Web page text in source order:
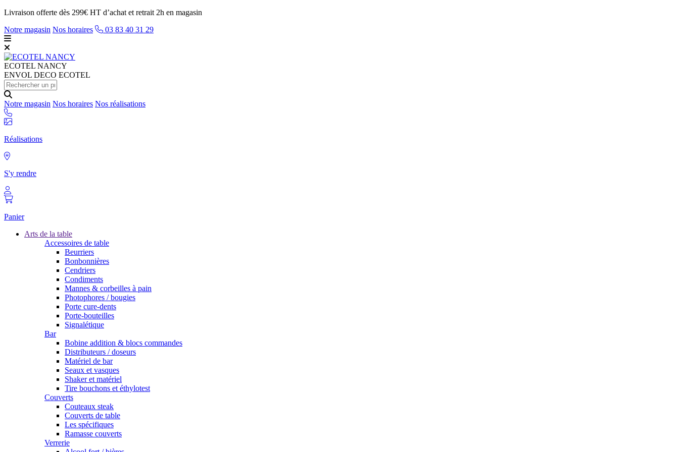
Livraison offerte dès 299€ HT d’achat et retrait 2h en magasin
Notre magasin Nos horaires 03 83 40 31 29
ECOTEL NANCY
ENVOL DECO ECOTEL
Notre magasin Nos horaires Nos réalisations
Réalisations
S'y rendre
Panier
Arts de la table
Accessoires de table
Beurriers
Bonbonnières
Cendriers
Condiments
Mannes & corbeilles à pain
Photophores / bougies
Porte cure-dents
Porte-bouteilles
Signalétique
Bar
Bobine addition & blocs commandes
Distributeurs / doseurs
Matériel de bar
Seaux et vasques
Shaker et matériel
Tire bouchons et éthylotest
Couverts
Couteaux steak
Couverts de table
Les spécifiques
Ramasse couverts
Verrerie